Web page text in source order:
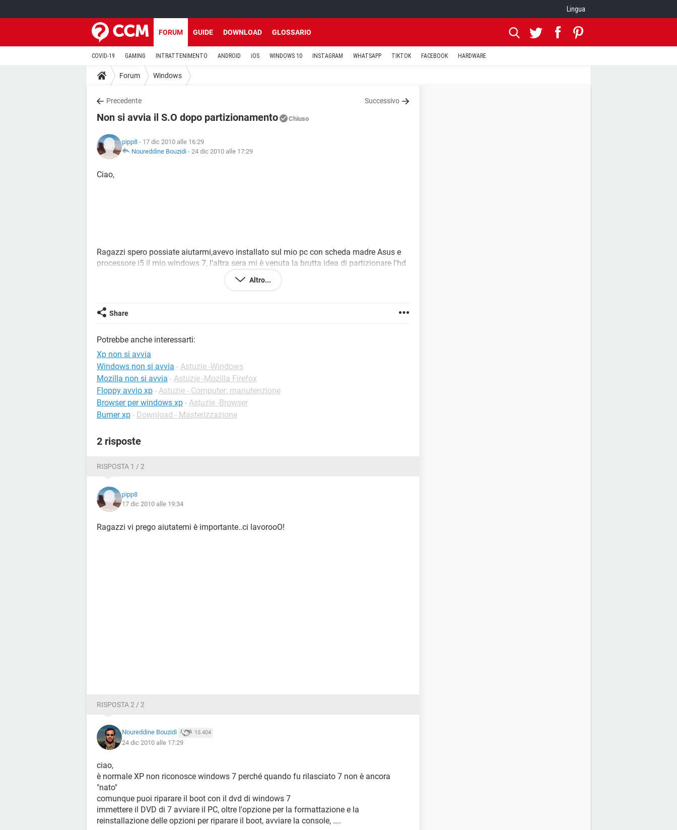
Lingua
FORUM GUIDE DOWNLOAD GLOSSARIO
COVID-19 GAMING INTRATTENIMENTO ANDROID iOS WINDOWS 10 INSTAGRAM WHATSAPP TIKTOK FACEBOOK HARDWARE
Forum Windows
Precedente Successivo
Non si avvia il S.O dopo partizionamento Chiuso
pipp8 - 17 dic 2010 alle 16:29
Noureddine Bouzidi - 24 dic 2010 alle 17:29
Ciao,
Ragazzi spero possiate aiutarmi,avevo installato sul mio pc con scheda madre Asus e
processore i5 il mio windows 7, l'altra sera mi è venuta la brutta idea di partizionare l'hd
partizione poi ho avviato il boot da cd rom(che contiene xp Professional) e ho installato
avviare il windows 7 dove ho tutti i miei lavori.Cosa devo fare?
Altro...
Share
Potrebbe anche interessarti:
Xp non si avvia
Windows non si avvia - Astuzie -Windows
Mozilla non si avvia - Astuzie -Mozilla Firefox
Floppy avvio xp - Astuzie - Computer: manutenzione
Browser per windows xp - Astuzie -Browser
Burner xp - Download - Masterizzazione
2 risposte
RISPOSTA 1 / 2
pipp8
17 dic 2010 alle 19:34
Ragazzi vi prego aiutatemi è importante..ci lavorooO!
RISPOSTA 2 / 2
Noureddine Bouzidi 15.404
24 dic 2010 alle 17:29
ciao,
è normale XP non riconosce windows 7 perché quando fu rilasciato 7 non è ancora
"nato"
comunque puoi riparare il boot con il dvd di windows 7
immettere il DVD di 7 avviare il PC, oltre l'opzione per la formattazione e la
reinstallazione delle opzioni per riparare il boot, avviare la console, ....